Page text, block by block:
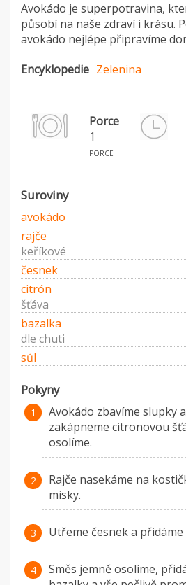
Avokádo je superpotravina,
působí na naše zdraví i krásu.
avokádo nejlépe připravíme
Encyklopedie Zelenina
Porce
1
porce
Suroviny
avokádo
rajče
keříkové
česnek
citrón
šťáva
bazalka
dle chuti
sůl
Pokyny
Avokádo zbavíme slupky
zakápneme citronovou
osolíme.
Rajče nasekáme na
misky.
Utřeme česnek a
Směs jemně osolíme,